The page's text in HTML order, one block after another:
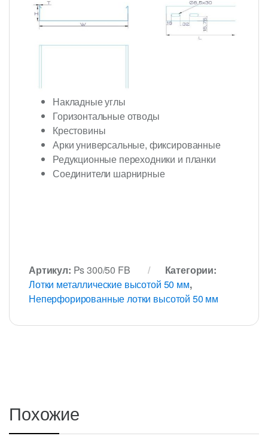
Накладные углы
Горизонтальные отводы
Крестовины
Арки универсальные, фиксированные
Редукционные переходники и планки
Соединители шарнирные
Артикул: Ps 300/50 FB
Категории:
Лотки металлические высотой 50 мм,
Неперфорированные лотки высотой 50 мм
Похожие